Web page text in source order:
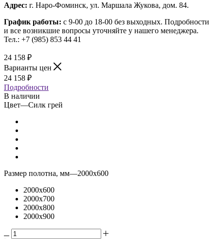
Адрес: г. Наро-Фоминск, ул. Маршала Жукова, дом. 84.
График работы: с 9-00 до 18-00 без выходных. Подробности
и все возникшие вопросы уточняйте у нашего менеджера.
Тел.: +7 (985) 853 44 41
24 158 ₽
Варианты цен
24 158 ₽
Подробности
В наличии
Цвет—Силк грей
Размер полотна, мм—2000x600
2000x600
2000x700
2000x800
2000x900